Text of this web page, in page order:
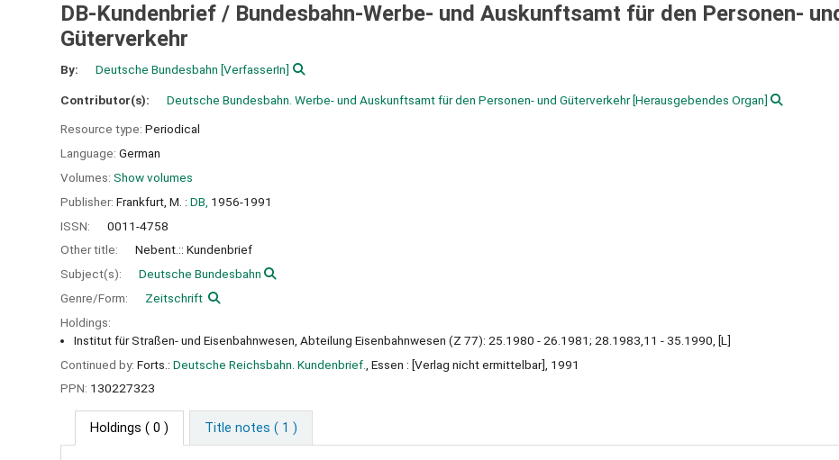
DB-Kundenbrief / Bundesbahn-Werbe- und Auskunftsamt für den Personen-
Güterverkehr
By: Deutsche Bundesbahn [VerfasserIn]
Contributor(s): Deutsche Bundesbahn. Werbe- und Auskunftsamt für den Personen- und Güterverkehr[Herausgebendes Organ]
Resource type: Periodical
Language: German
Volumes: Show volumes
Publisher: Frankfurt, M. : DB, 1956-1991
ISSN:
0011-4758
Other title:
Nebent.:: Kundenbrief
Subject(s):
Deutsche Bundesbahn
Genre/Form:
Zeitschrift
Holdings:
Institut für Straßen- und Eisenbahnwesen, Abteilung Eisenbahnwesen (Z 77): 25.1980 - 26.1981; 28.1983,11 - 35.1990, [L]
Continued by: Forts.: Deutsche Reichsbahn. Kundenbrief. , Essen : [Verlag nicht ermittelbar], 1991
PPN: 130227323
Holdings ( 0 ) Title notes ( 1 )